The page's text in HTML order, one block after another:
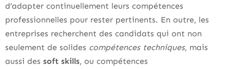
d’adapter continuellement leurs compétences
professionnelles pour rester pertinents. En outre, les
entreprises recherchent des candidats qui ont non
seulement de solides compétences techniques, mais
aussi des soft skills, ou compétences